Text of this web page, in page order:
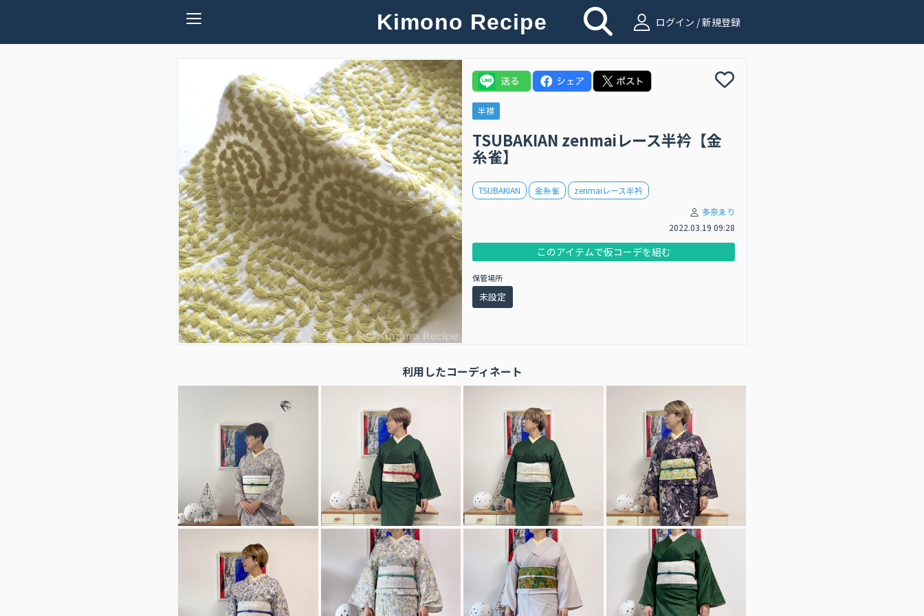
Kimono Recipe ログイン / 新規登録
半襟
TSUBAKIAN zenmaiレース半衿【金
糸雀】
TSUBAKIAN 金糸雀
zenmaiレース半衿
多奈ゑり
2022.03.19 09:28
このアイテムで仮コーデを組む
保管場所
未設定
利用したコーディネート